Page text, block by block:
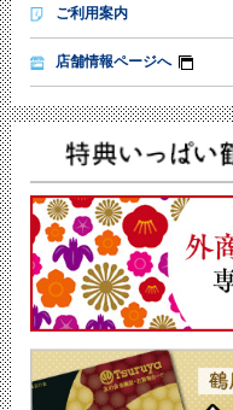
ご利用案内
店舗情報ページへ